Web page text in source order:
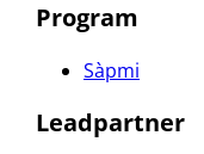
Program
Sàpmi
Leadpartner